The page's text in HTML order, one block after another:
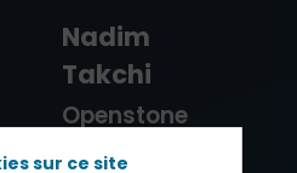
Nadim
Takchi
Openstone
Co-Founder
sur ce site